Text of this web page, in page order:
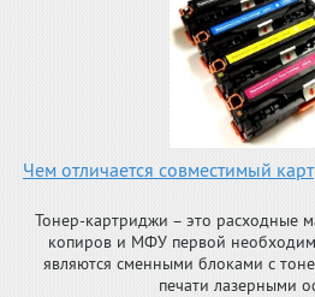
Чем отличается совместимый
Тонер-картриджи – это расходные
копиров и МФУ первой
являются сменными блоками с
печати лазерными